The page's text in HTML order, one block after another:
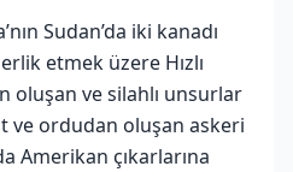
Sudan’da iki kanadı
etmek üzere Hızlı
oluşan ve silahlı unsurlar
ve ordudan oluşan askeri
Amerikan çıkarlarına